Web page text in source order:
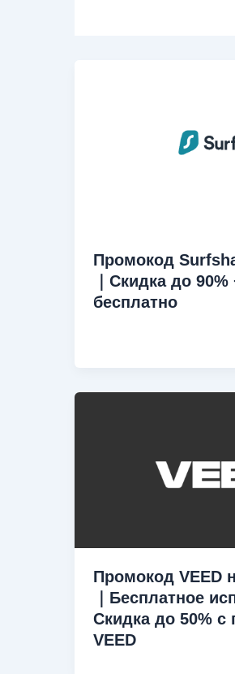
Промокод
｜Скидка до
бесплатно
Промокод VEED
｜Бесплатное
Скидка до 50%
VEED